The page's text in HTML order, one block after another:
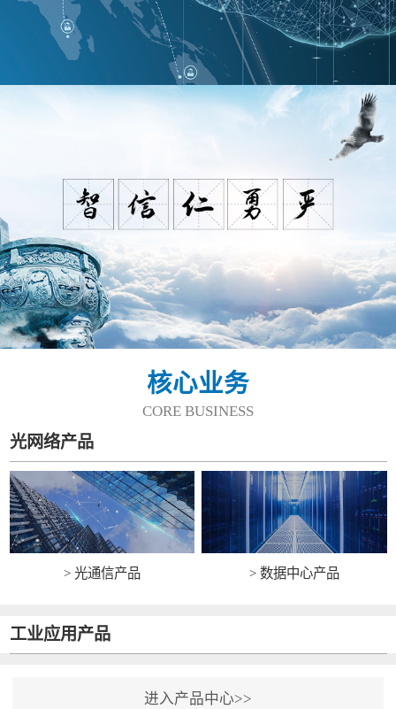
核心业务
CORE BUSINESS
光网络产品
> 光通信产品 > 数据中心产品
工业应用产品
进入产品中心>>